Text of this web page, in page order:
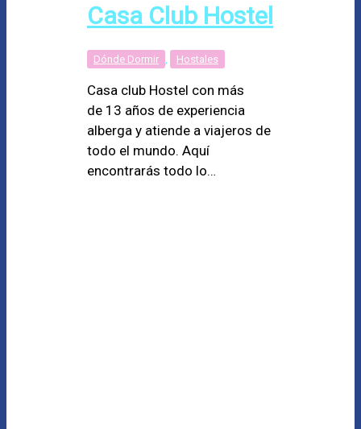
Casa Club Hostel
Dónde Dormir Hostales
Casa club Hostel con más
de 13 años de experiencia
alberga y atiende a viajeros de
todo el mundo. Aquí
encontrarás todo lo…